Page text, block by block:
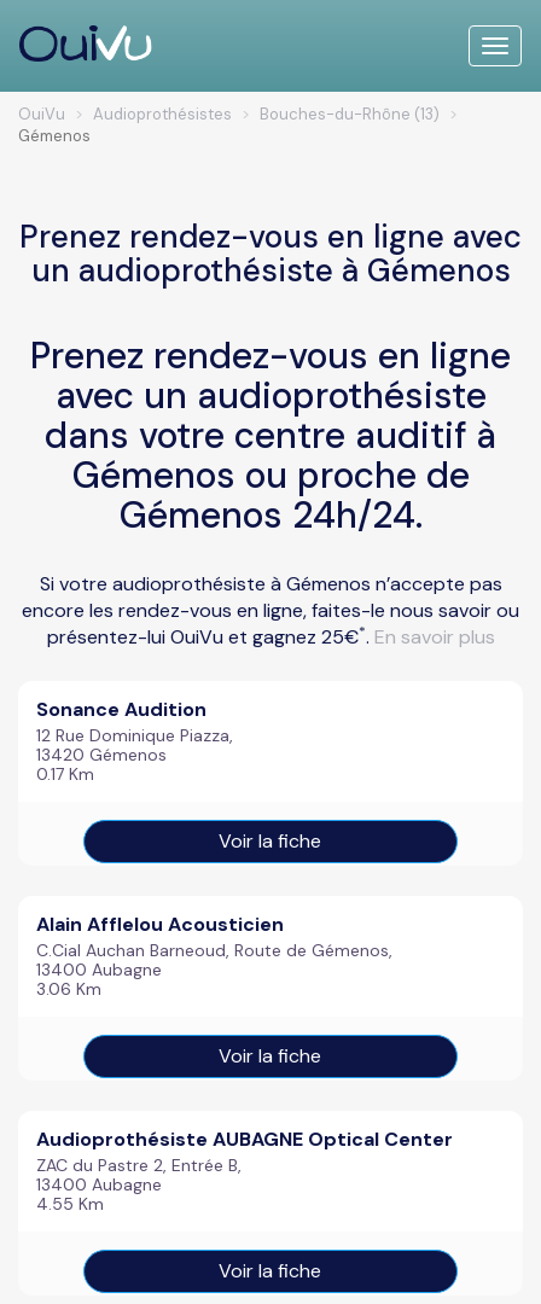
Toggle
OuiVu Audioprothésistes
Bouches-du-Rhône (13)
Gémenos
Prenez rendez-vous en ligne avec
un audioprothésiste à Gémenos
Prenez rendez-vous en ligne
avec un audioprothésiste
dans votre centre auditif à
Gémenos ou proche de
Gémenos 24h/24.
Si votre audioprothésiste à Gémenos n’accepte pas
encore les rendez-vous en ligne, faites-le nous savoir ou
présentez-lui OuiVu et gagnez 25€*. En savoir plus
Sonance Audition
12 Rue Dominique Piazza,
13420 Gémenos
0.17 Km
Voir la fiche
Alain Afflelou Acousticien
C.Cial Auchan Barneoud, Route de Gémenos,
13400 Aubagne
3.06 Km
Voir la fiche
Audioprothésiste AUBAGNE Optical Center
ZAC du Pastre 2, Entrée B,
13400 Aubagne
4.55 Km
Voir la fiche